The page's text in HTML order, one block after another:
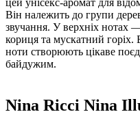
цей унісекс-аромат для
Він належить до групи
звучання. У верхніх нотах
кориця та мускатний горіх.
ноти створюють цікаве
байдужим.
Nina Ricci Nina